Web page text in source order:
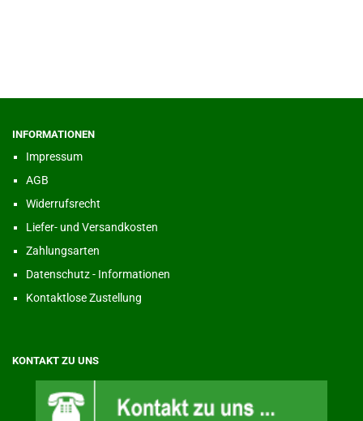
INFORMATIONEN
Impressum
AGB
Widerrufsrecht
Liefer- und Versandkosten
Zahlungsarten
Datenschutz - Informationen
Kontaktlose Zustellung
KONTAKT ZU UNS